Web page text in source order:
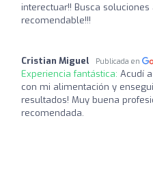
interectuar!! Busca
recomendable!!!
Cristian Miguel Publicada en
Experiencia fantástica: Acudí
con mi alimentación y
resultados! Muy buena
recomendada.